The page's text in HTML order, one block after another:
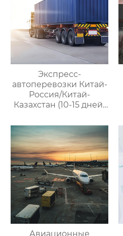
Экспресс-
автоперевозки Китай-
Россия/Китай-
Казахстан (10-15 дней)
управлению
международными
цепями поставок
Авиационные